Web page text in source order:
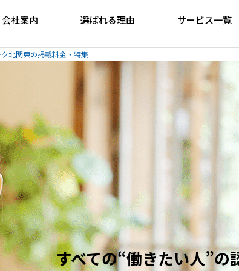
会社案内 選ばれる理由 サービス一覧
北関東の掲載料金・特集
すべての“働きたい人”